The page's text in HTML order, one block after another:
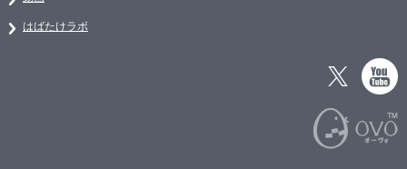
はばたけラボ